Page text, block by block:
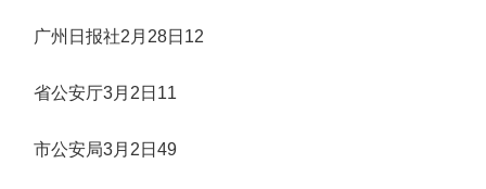
广州日报社2月28日12
省公安厅3月2日11
市公安局3月2日49